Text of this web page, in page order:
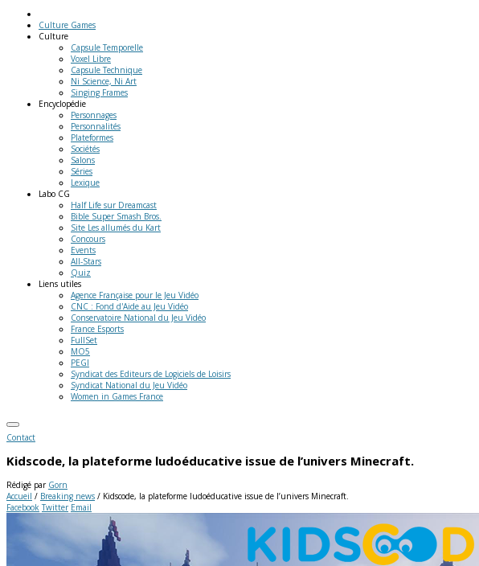
Culture Games
Culture
Capsule Temporelle
Voxel Libre
Capsule Technique
Ni Science, Ni Art
Singing Frames
Encyclopédie
Personnages
Personnalités
Plateformes
Sociétés
Salons
Séries
Lexique
Labo CG
Half Life sur Dreamcast
Bible Super Smash Bros.
Site Les allumés du Kart
Concours
Events
All-Stars
Quiz
Liens utiles
Agence Française pour le Jeu Vidéo
CNC : Fond d'Aide au Jeu Vidéo
Conservatoire National du Jeu Vidéo
France Esports
FullSet
MO5
PEGI
Syndicat des Editeurs de Logiciels de Loisirs
Syndicat National du Jeu Vidéo
Women in Games France
Contact
Kidscode, la plateforme ludoéducative issue de l’univers Minecraft.
Rédigé par Gorn
Accueil / Breaking news / Kidscode, la plateforme ludoéducative issue de l’univers Minecraft.
Facebook Twitter Email